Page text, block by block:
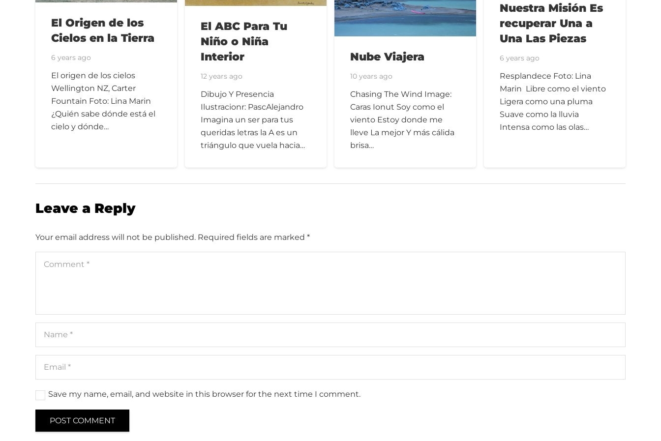
El Origen de los
Cielos en la Tierra
6 years ago
El origen de los cielos
Wellington NZ, Carter
Fountain Foto: Lina Marin
¿Quién sabe dónde está el
cielo y dónde…
El ABC Para Tu
Niño o Niña
Interior
12 years ago
Dibujo Y Presencia
Ilustracionr: PascAlejandro
Imagina un ser para tus
queridas letras la A es un
triángulo que vuela hacia…
Nube Viajera
10 years ago
Chasing The Wind Image:
Caras Ionut Soy como el
viento Estoy donde me
lleve La mejor Y más cálida
brisa…
Nuestra Misión Es
recuperar Una a
Una Las Piezas
6 years ago
Resplandece Foto: Lina
Marin Libre como el viento
Ligera como una pluma
Suave como la lluvia
Intensa como las olas…
Leave a Reply
Your email address will not be published. Required fields are marked *
Save my name, email, and website in this browser for the next time I comment.
POST COMMENT